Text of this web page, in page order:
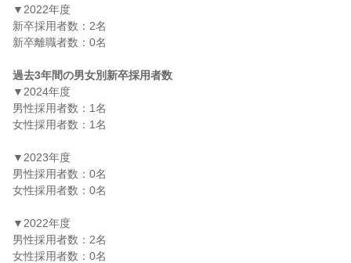
▼2022年度
新卒採用者数：2名
新卒離職者数：0名
過去3年間の男女別新卒採用者数
▼2024年度
男性採用者数：1名
女性採用者数：1名
▼2023年度
男性採用者数：0名
女性採用者数：0名
▼2022年度
男性採用者数：2名
女性採用者数：0名